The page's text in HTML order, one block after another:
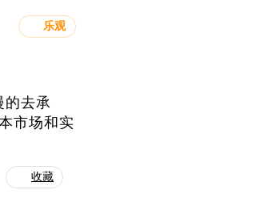
乐观
的去承
市场和实
收藏